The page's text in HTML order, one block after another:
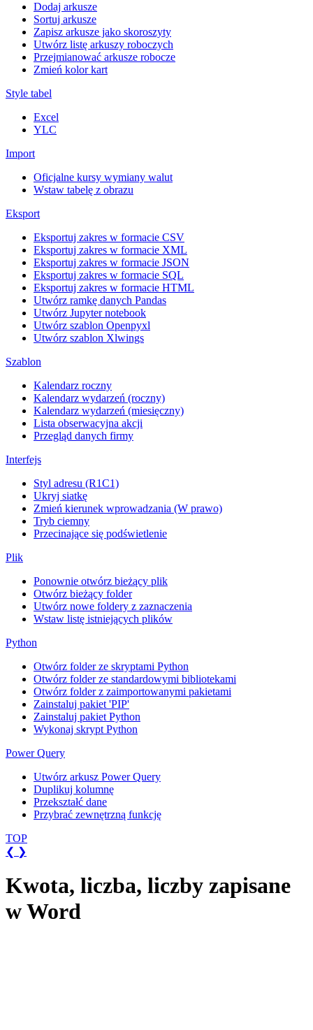
Dodaj arkusze
Sortuj arkusze
Zapisz arkusze jako skoroszyty
Utwórz listę arkuszy roboczych
Przejmianować arkusze robocze
Zmień kolor kart
Style tabel
Excel
YLC
Import
Oficjalne kursy wymiany walut
Wstaw tabelę z obrazu
Eksport
Eksportuj zakres w formacie CSV
Eksportuj zakres w formacie XML
Eksportuj zakres w formacie JSON
Eksportuj zakres w formacie SQL
Eksportuj zakres w formacie HTML
Utwórz ramkę danych Pandas
Utwórz Jupyter notebook
Utwórz szablon Openpyxl
Utwórz szablon Xlwings
Szablon
Kalendarz roczny
Kalendarz wydarzeń (roczny)
Kalendarz wydarzeń (miesięczny)
Lista obserwacyjna akcji
Przegląd danych firmy
Interfejs
Styl adresu (R1C1)
Ukryj siatkę
Zmień kierunek wprowadzania (W prawo)
Tryb ciemny
Przecinające się podświetlenie
Plik
Ponownie otwórz bieżący plik
Otwórz bieżący folder
Utwórz nowe foldery z zaznaczenia
Wstaw listę istniejących plików
Python
Otwórz folder ze skryptami Python
Otwórz folder ze standardowymi bibliotekami
Otwórz folder z zaimportowanymi pakietami
Zainstaluj pakiet 'PIP'
Zainstaluj pakiet Python
Wykonaj skrypt Python
Power Query
Utwórz arkusz Power Query
Duplikuj kolumnę
Przekształć dane
Przybrać zewnętrzną funkcję
TOP
❮ ❯
Kwota, liczba, liczby zapisane
w Word